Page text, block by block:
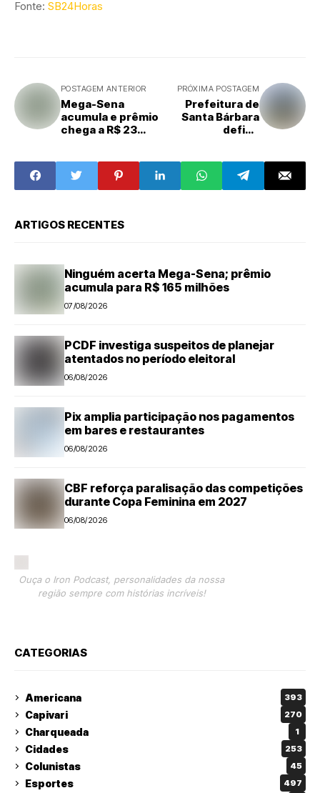
Fonte: SB24Horas
POSTAGEM ANTERIOR
Mega-Sena
acumula e prêmio
chega a R$ 23
PRÓXIMA POSTAGEM
Prefeitura de
Santa Bárbara
define
durante jogo do
Brasil na Copa do
Mundo
ARTIGOS RECENTES
Ninguém acerta Mega-Sena; prêmio
acumula para R$ 165 milhões
07/08/2026
PCDF investiga suspeitos de planejar
atentados no período eleitoral
06/08/2026
Pix amplia participação nos pagamentos
em bares e restaurantes
06/08/2026
CBF reforça paralisação das competições
durante Copa Feminina em 2027
06/08/2026
Ouça o Iron Podcast, personalidades da nossa
região sempre com histórias incríveis!
CATEGORIAS
Americana 393
Capivari 270
Charqueada 1
Cidades 253
Colunistas 45
Esportes 497